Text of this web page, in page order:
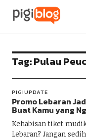
Pigiblog
Tag:Pulau
PIGIUPDATE
Promo Lebaran
Buat Kamu yang
Kehabisan tiket
Lebaran? Jangan